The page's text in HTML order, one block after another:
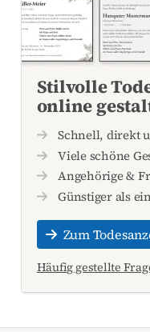
Stilvolle
online
Schnell, direkt
Viele schöne
Angehörige &
Günstiger als
Zum
Häufig gestellte